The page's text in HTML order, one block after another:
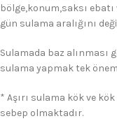
bölge,konum,saksı
gün sulama aralığını
Sulamada baz
sulama yapmak tek
* Aşırı sulama kök ve
sebep olmaktadır.